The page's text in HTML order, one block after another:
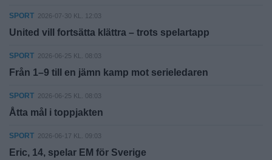
SPORT 2026-07-30 KL. 12:03
United vill fortsätta klättra – trots spelartapp
SPORT 2026-06-25 KL. 08:03
Från 1–9 till en jämn kamp mot serieledaren
SPORT 2026-06-25 KL. 08:03
Åtta mål i toppjakten
SPORT 2026-06-17 KL. 09:03
Eric, 14, spelar EM för Sverige